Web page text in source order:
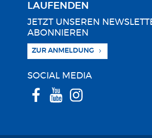
LAUFENDEN
JETZT UNSEREN
ABONNIEREN
ZUR ANMELDUNG
SOCIAL MEDIA